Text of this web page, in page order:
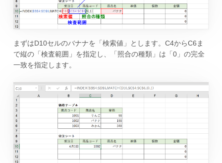
まずはD10セルのバナナを「検索値」とします。C4からC6ま
で縦の「検査範囲」を指定し、「照合の種類」は「0」の完全
一致を指定します。